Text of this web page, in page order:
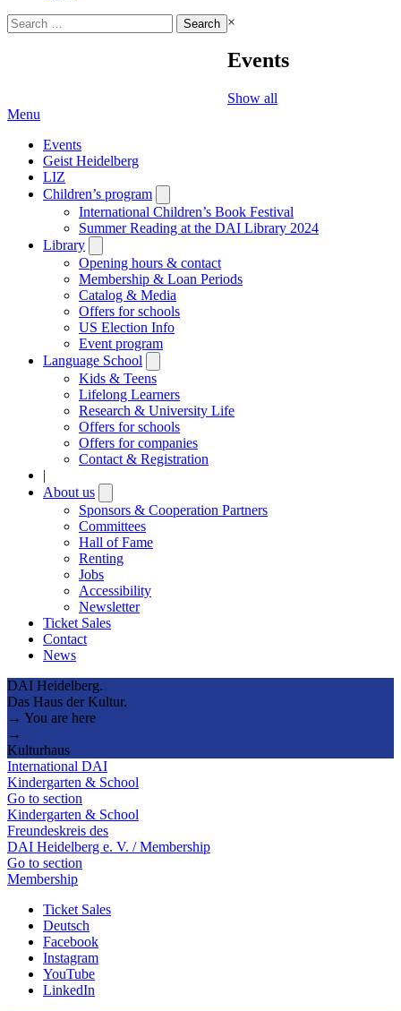
Search
for:
×
Events
Show all
Menu
Events
Geist Heidelberg
LIZ
Children’s program
submenu
International Children’s Book Festival
Summer Reading at the DAI Library 2024
Library
submenu
Opening hours & contact
Membership & Loan Periods
Catalog & Media
Offers for schools
US Election Info
Event program
Language School
submenu
Kids & Teens
Lifelong Learners
Research & University Life
Offers for schools
Offers for companies
Contact & Registration
|
About us
submenu
Sponsors & Cooperation Partners
Committees
Hall of Fame
Renting
Jobs
Accessibility
Newsletter
Ticket Sales
Contact
News
DAI Heidelberg.
Das Haus der Kultur.
→ You are here
→
Kulturhaus
International DAI
Kindergarten & School
Go to section
Kindergarten & School
Freundeskreis des
DAI Heidelberg e. V. / Membership
Go to section
Membership
Ticket Sales
Deutsch
Facebook
Instagram
YouTube
LinkedIn